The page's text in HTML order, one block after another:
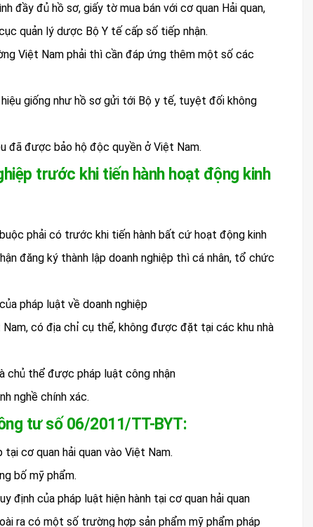
đầy đủ hồ sơ, giấy tờ mua bán với cơ quan Hải quan,
quản lý dược Bộ Y tế cấp số tiếp nhận.
Việt Nam phải thì cần đáp ứng thêm một số các
giống như hồ sơ gửi tới Bộ y tế, tuyệt đối không
đã được bảo hộ độc quyền ở Việt Nam.
trước khi tiến hành hoạt động kinh
phải có trước khi tiến hành bất cứ hoạt động kinh
đăng ký thành lập doanh nghiệp thì cá nhân, tổ chức
pháp luật về doanh nghiệp
có địa chỉ cụ thể, không được đặt tại các khu nhà
chủ thể được pháp luật công nhận
nghề chính xác.
tư số 06/2011/TT-BYT:
cơ quan hải quan vào Việt Nam.
bố mỹ phẩm.
định của pháp luật hiện hành tại cơ quan hải quan
ra có một số trường hợp sản phẩm mỹ phẩm pháp